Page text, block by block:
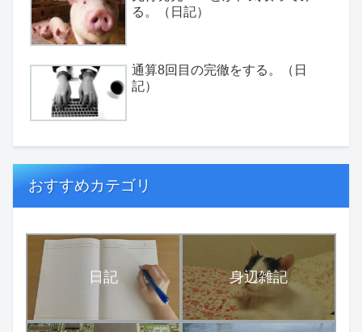
る。（日記）
通算8回目の完徹をする。（日
記）
おすすめカテゴリ
日記 身辺雑記